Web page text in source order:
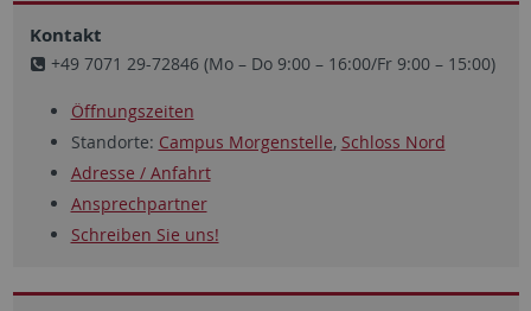
Kontakt
+49 7071 29-72846 (Mo – Do 9:00 – 16:00/Fr 9:00 – 15:00)
Öffnungszeiten
Standorte: Campus Morgenstelle, Schloss Nord
Adresse / Anfahrt
Ansprechpartner
Schreiben Sie uns!